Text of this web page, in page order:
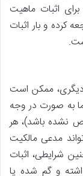
اثبات ماهیت
کرده و بار اثبات
ممکن است
به صورت در وجه
نشده باشد)، هر
مدعی مالکیت
شرایطی، اثبات
و گم شده یا